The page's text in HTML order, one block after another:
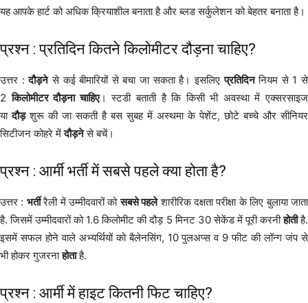
यह आपके हार्ट को अधिक क्रियाशील बनाता है और ब्लड सर्कुलेशन को बेहतर बनाता है।
प्रश्न : प्रतिदिन कितने किलोमीटर दौड़ना चाहिए?
उत्तर :दौड़नेसे कई बीमारियों से बचा जा सकता है। इसलिएप्रतिदिननियम से 1 से
2किलोमीटर दौड़ना चाहिए। स्टडी बताती है कि किसी भी अवस्था में एक्सरसाइज
यादौड़शुरू की जा सकती है बस सुबह में अस्थमा के पेशेंट, छोटे बच्चे और सीनियर
सिटीजन कोहरे मेंदौड़नेसे बचें।
प्रश्न : आर्मी भर्ती में सबसे पहले क्या होता है?
उत्तर : भर्तीरैली में उम्मीदवारों कोसबसे पहलेशारीरिक दक्षता परीक्षा के लिए बुलाया जाता
है. जिसमें उम्मीदवारों को 1.6 किलोमीट की दौड़ 5 मिनट 30 सेकेंड में पूरी करनीहोतीहै.
इसमें सफल होने वाले अभ्यर्थियों को बैलेनसिंग, 10 पुलअप्स व 9 फीट की लॉन्ग जंप से
भी होकर गुजरनाहोताहै.
प्रश्न : आर्मी में हाइट कितनी फिट चाहिए?